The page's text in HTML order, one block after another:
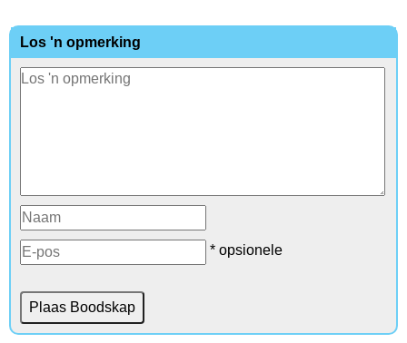
Los 'n opmerking
* opsionele